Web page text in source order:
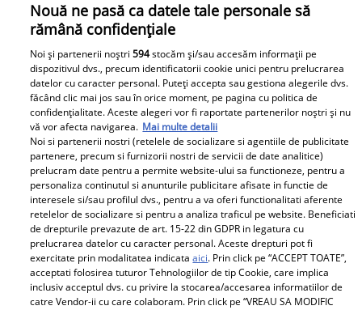
Nouă ne pasă ca datele tale personale să
rămână confidențiale
Noi și partenerii noștri594stocăm și/sau accesăm informații pe
dispozitivul dvs., precum identificatorii cookie unici pentru prelucrarea
datelor cu caracter personal. Puteți accepta sau gestiona alegerile dvs.
făcând clic mai jos sau în orice moment, pe pagina cu politica de
confidențialitate. Aceste alegeri vor fi raportate partenerilor noștri și nu
vă vor afecta navigarea. Mai multe detalii
Noi si partenerii nostri (retelele de socializare si agentiile de publicitate
partenere, precum si furnizorii nostri de servicii de date analitice)
prelucram date pentru a permite website-ului sa functioneze, pentru a
personaliza continutul si anunturile publicitare afisate in functie de
interesele si/sau profilul dvs., pentru a va oferi functionalitati aferente
retelelor de socializare si pentru a analiza traficul pe website. Beneficiati
de drepturile prevazute de art. 15-22 din GDPR in legatura cu
prelucrarea datelor cu caracter personal. Aceste drepturi pot fi
exercitate prin modalitatea indicataaici. Prin click pe “ACCEPT TOATE”,
acceptati folosirea tuturor Tehnologiilor de tip Cookie, care implica
inclusiv acceptul dvs. cu privire la stocarea/accesarea informatiilor de
catre Vendor-ii cu care colaboram. Prin click pe “VREAU SA MODIFIC